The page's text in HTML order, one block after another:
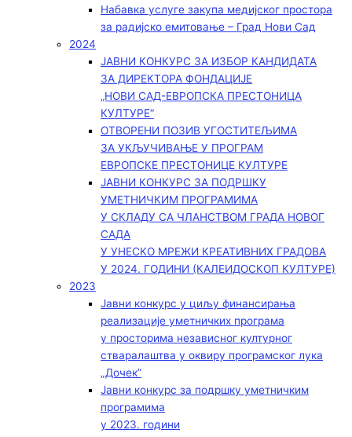
Набавка услуге закупа медијског простора
за радијско емитовање – Град Нови Сад
2024
ЈАВНИ КОНКУРС ЗА ИЗБОР КАНДИДАТА
ЗА ДИРЕКТОРА ФОНДАЦИЈЕ
„НОВИ САД-ЕВРОПСКА ПРЕСТОНИЦА
КУЛТУРЕ“
ОТВОРЕНИ ПОЗИВ УГОСТИТЕЉИМА
ЗА УКЉУЧИВАЊЕ У ПРОГРАМ
ЕВРОПСКЕ ПРЕСТОНИЦЕ КУЛТУРЕ
ЈАВНИ КОНКУРС ЗА ПОДРШКУ
УМЕТНИЧКИМ ПРОГРАМИМА
У СКЛАДУ СА ЧЛАНСТВОМ ГРАДА НОВОГ
САДА
У УНЕСКО МРЕЖИ КРЕАТИВНИХ ГРАДОВА
У 2024. ГОДИНИ (КАЛЕИДОСКОП КУЛТУРЕ)
2023
Јавни конкурс у циљу финансирања
реализације уметничких програма
у просторима независног културног
стваралаштва у оквиру програмског лука
„Дочек”
Јавни конкурс за подршку уметничким
програмима
у 2023. години